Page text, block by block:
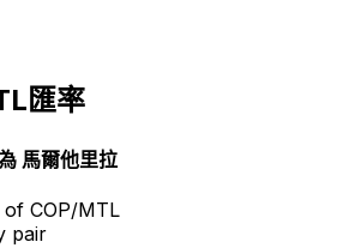
匯率
馬爾他里拉
COP/MTL
pair